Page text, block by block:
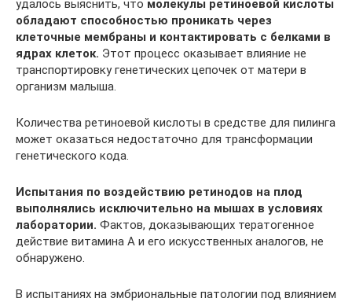
удалось выяснить, что молекулы ретиноевой кислоты
обладают способностью проникать через
клеточные мембраны и контактировать с белками в
ядрах клеток. Этот процесс оказывает влияние не
транспортировку генетических цепочек от матери в
организм малыша.
Количества ретиноевой кислоты в средстве для пилинга
может оказаться недостаточно для трансформации
генетического кода.
Испытания по воздействию ретинодов на плод
выполнялись исключительно на мышах в условиях
лаборатории. Фактов, доказывающих тератогенное
действие витамина А и его искусственных аналогов, не
обнаружено.
В испытаниях на эмбриональные патологии под влиянием